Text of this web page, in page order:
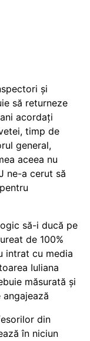
și
să returneze
acordați
timp de
general,
aceea nu
ne-a cerut să
să-i ducă pe
de 100%
intrat cu media
Iuliana
măsurată și
din
în niciun